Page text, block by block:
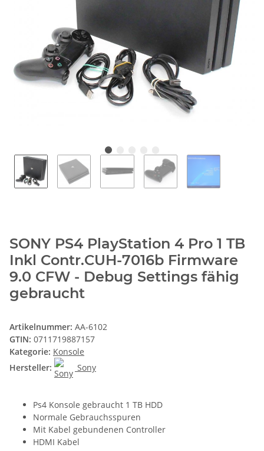
SONY PS4 PlayStation 4 Pro 1 TB
Inkl Contr.CUH-7016b Firmware
9.0 CFW - Debug Settings fähig
gebraucht
Artikelnummer: AA-6102
GTIN: 0711719887157
Kategorie: Konsole
Hersteller:
Sony
Ps4 Konsole gebraucht 1 TB HDD
Normale Gebrauchsspuren
Mit Kabel gebundenen Controller
HDMI Kabel